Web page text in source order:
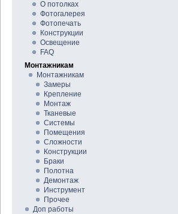
О потолках
Фотогалерея
Фотопечать
Конструкции
Освещение
FAQ
Монтажникам
Монтажникам
Замеры
Крепление
Монтаж
Тканевые
Системы
Помещения
Сложности
Конструкции
Браки
Полотна
Демонтаж
Инструмент
Прочее
Доп работы